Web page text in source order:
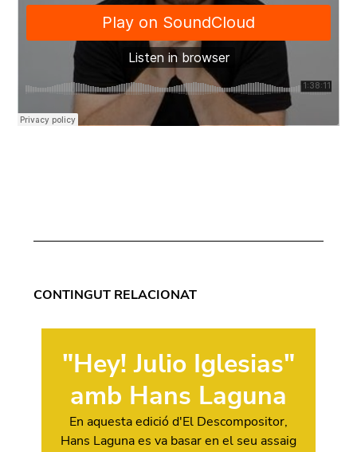
CONTINGUT RELACIONAT
"Hey! Julio Iglesias"
amb Hans Laguna
En aquesta edició d'El Descompositor,
Hans Laguna es va basar en el seu assaig